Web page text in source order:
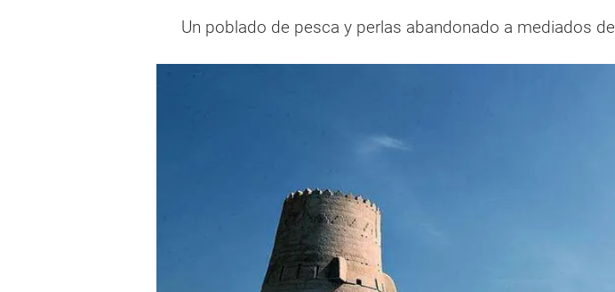
Un poblado de pesca y perlas abandonado a mediados